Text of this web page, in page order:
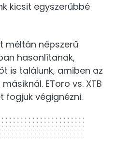
kicsit egyszerűbbé
méltán népszerű
hasonlítanak,
is találunk, amiben az
EToro vs. XTB
fogjuk végignézni.